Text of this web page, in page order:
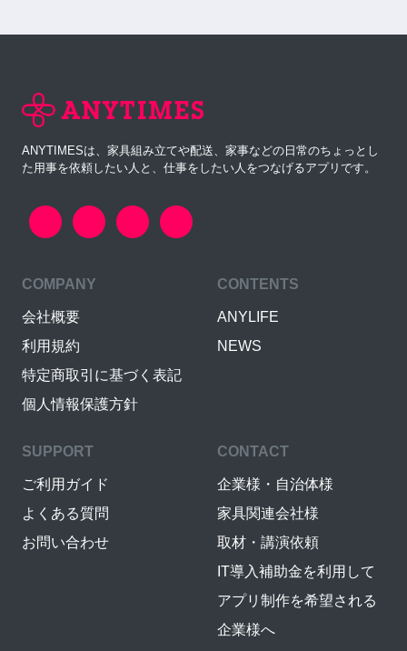
ANYTIMESは、家具組み立てや配送、家事などの日常のちょっとし
た用事を依頼したい人と、仕事をしたい人をつなげるアプリです。
COMPANY
会社概要
利用規約
特定商取引に基づく表記
個人情報保護方針
CONTENTS
ANYLIFE
NEWS
SUPPORT
ご利用ガイド
よくある質問
お問い合わせ
CONTACT
企業様・自治体様
家具関連会社様
取材・講演依頼
IT導入補助金を利用して
アプリ制作を希望される
企業様へ